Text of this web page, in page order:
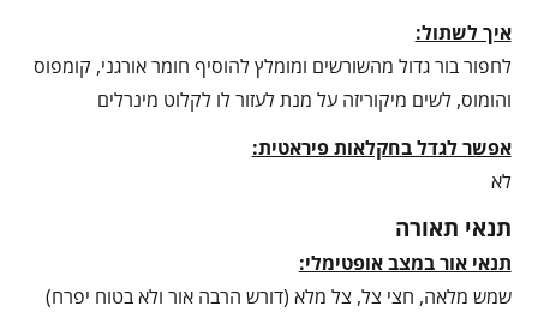
איך לשתול:
לחפור בור גדול מהשורשים ומומלץ להוסיף חומר אורגני, קומפוס
והומוס, לשים מיקוריזה על מנת לעזור לו לקלוט מינרלים
אפשר לגדל בחקלאות פיראטית:
לא
תנאי תאורה
תנאי אור במצב אופטימלי:
שמש מלאה, חצי צל, צל מלא (דורש הרבה אור ולא בטוח יפרח)